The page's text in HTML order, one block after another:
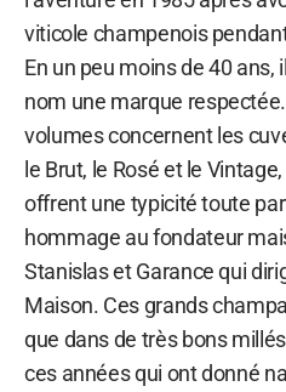
viticole champenois
En un peu moins de 40 ans,
nom une marque
volumes concernent les
le Brut, le Rosé et le
offrent une typicité toute
hommage au fondateur
Stanislas et Garance qui
Maison. Ces grands
que dans de très bons
ces années qui ont donné